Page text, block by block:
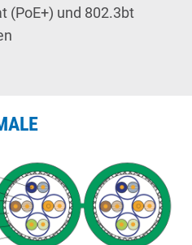
(PoE+) und 802.3bt